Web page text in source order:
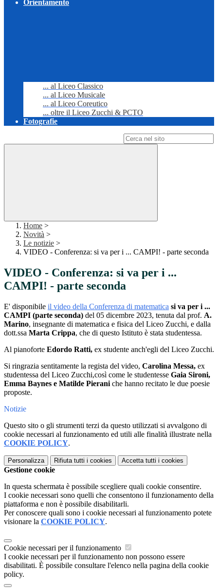
Orientamento
... al Liceo Classico
... al Liceo Musicale
... al Liceo Coreutico
... oltre il Liceo Zucchi & PCTO
Fotografie
Home >
Novità >
Le notizie >
VIDEO - Conferenza: si va per i ... CAMPI! - parte seconda
VIDEO - Conferenza: si va per i ...
CAMPI! - parte seconda
E' disponibile il video della Conferenza di matematica si va per i ...
CAMPI (parte seconda) del 05 dicembre 2023, tenuta dal prof. A.
Marino, insegnante di matematica e fisica del Liceo Zucchi, e dalla
dott.ssa Marta Crippa, che di questo Istituto è stata studentessa.
Al pianoforte Edordo Ratti, ex studente anch'egli del Liceo Zucchi.
Si ringrazia sentitamente la regista del video, Carolina Messa, ex
studentessa del Liceo Zucchi,così come le studentesse Gaia Sironi,
Emma Baynes e Matilde Pierani che hanno recitato le due poesie
proposte.
Notizie
Questo sito o gli strumenti terzi da questo utilizzati si avvalgono di
cookie necessari al funzionamento ed utili alle finalità illustrate nella
COOKIE POLICY.
Personalizza Rifiuta tutti i cookies Accetta tutti i cookies
Gestione cookie
In questa schermata è possibile scegliere quali cookie consentire.
I cookie necessari sono quelli che consentono il funzionamento della
piattaforma e non è possibile disabilitarli.
Per conoscere quali sono i cookie necessari al funzionamento potete
visionare la COOKIE POLICY.
Cookie necessari per il funzionamento
I cookie necessari per il funzionamento non possono essere
disabilitati. È possibile consultare l'elenco nella pagina della cookie
policy.